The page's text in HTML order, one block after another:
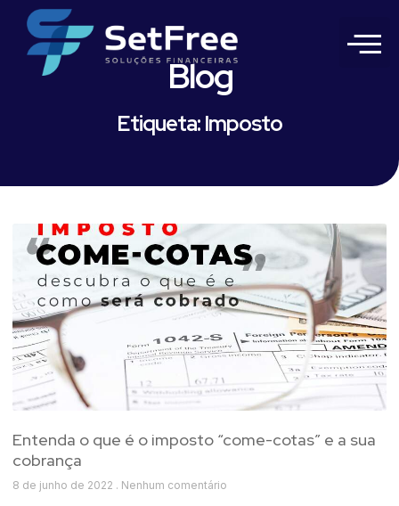
Blog
Etiqueta: Imposto
Entenda o que é o imposto “come-cotas” e a sua
cobrança
8 de junho de 2022 Nenhum comentário